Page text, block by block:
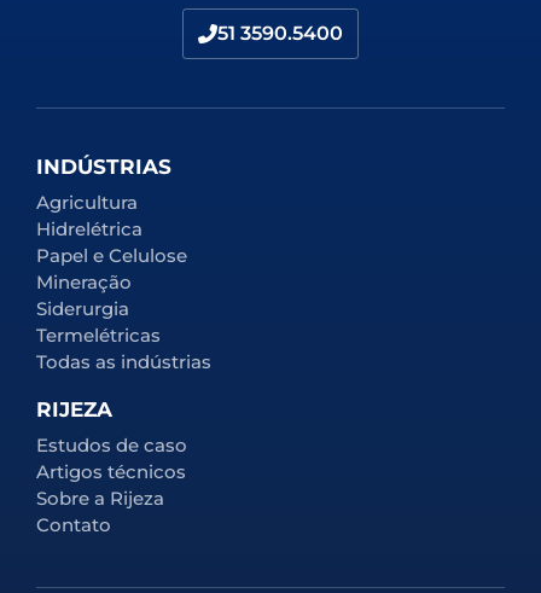
51 3590.5400
INDÚSTRIAS
Agricultura
Hidrelétrica
Papel e Celulose
Mineração
Siderurgia
Termelétricas
Todas as indústrias
RIJEZA
Estudos de caso
Artigos técnicos
Sobre a Rijeza
Contato